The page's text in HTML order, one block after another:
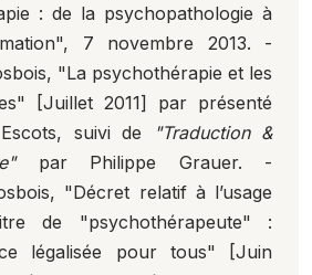
: de la psychopathologie à
", 7 novembre 2013. -
"La psychothérapie et les
" [Juillet 2011] par présenté
suivi de
"Traduction &
par Philippe Grauer. -
"Décret relatif à l’usage
de "psychothérapeute" :
légalisée pour tous" [Juin